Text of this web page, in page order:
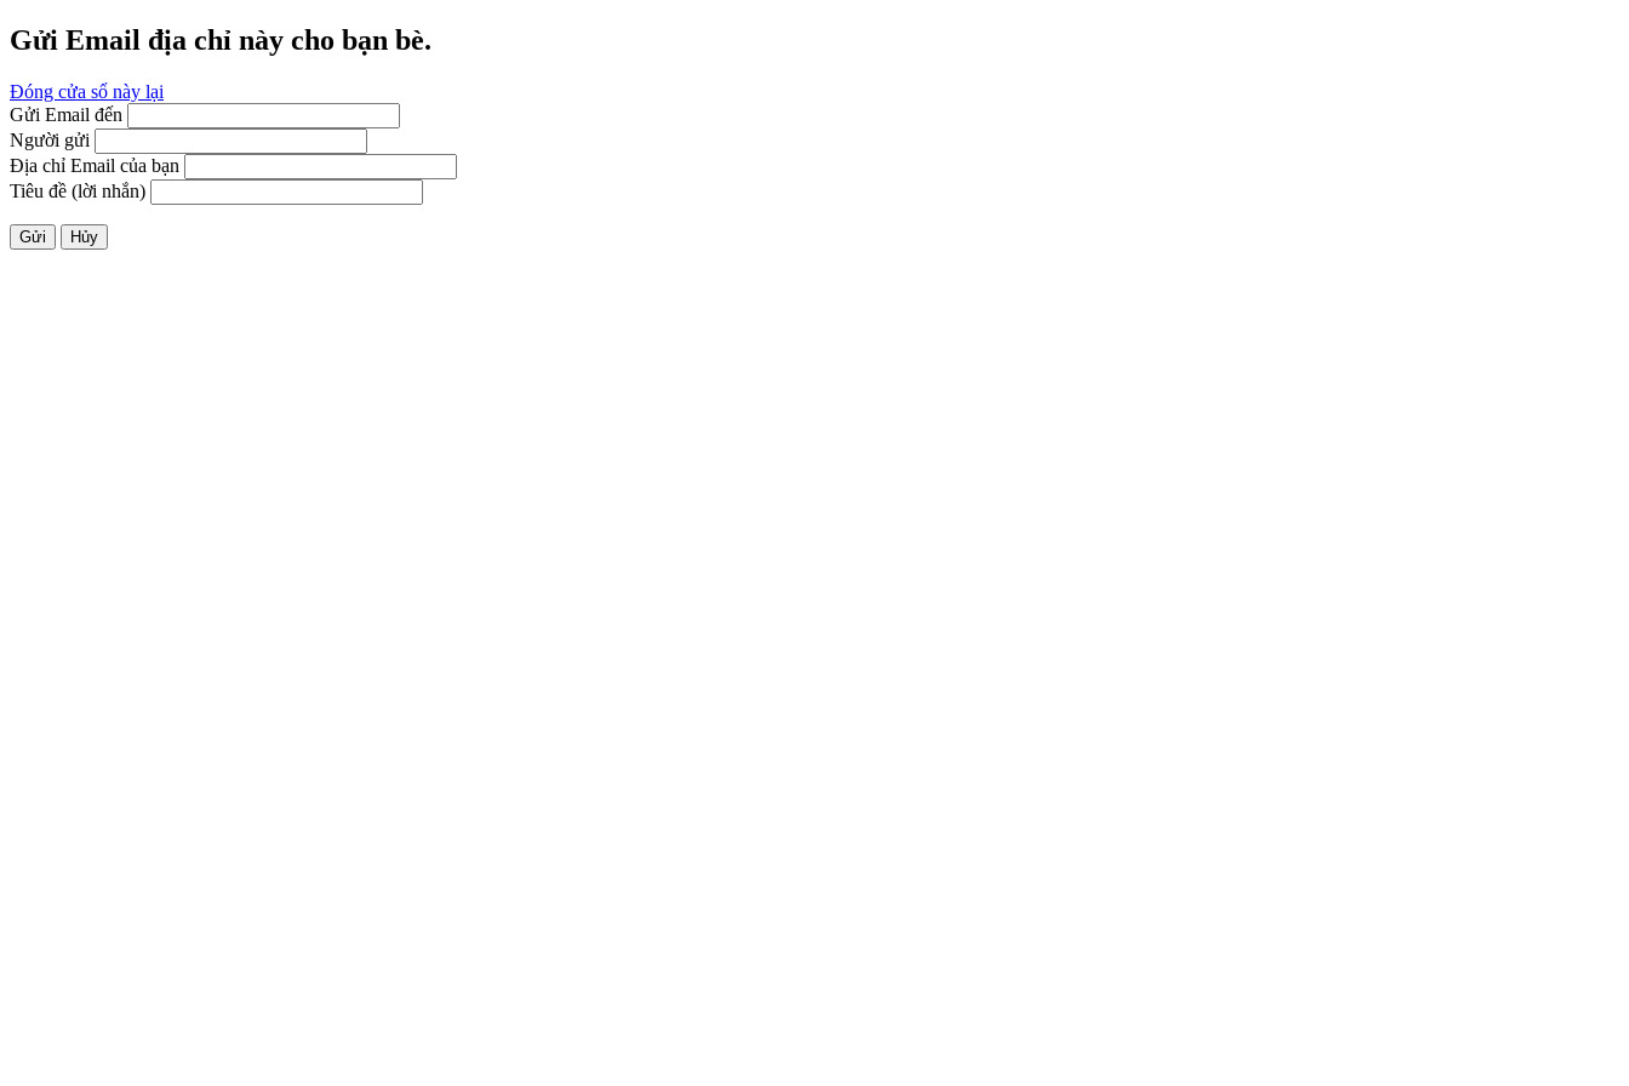
Gửi Email địa chỉ này cho bạn bè.
Đóng cửa sổ này lại
Gửi Email đến
Người gửi
Địa chỉ Email của bạn
Tiêu đề (lời nhắn)
Gửi Hủy